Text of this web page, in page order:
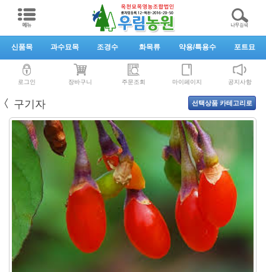
신품목 과수묘목 조경수 화목류 약용/특용수 포트묘
로그인 장바구니 주문조회 마이페이지 공지사항
〈 구기자